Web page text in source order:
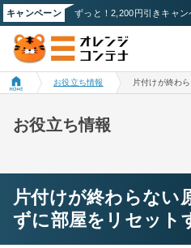
キャンペーン
お役立ち情報 片付けが終わ
お役立ち情報
片付けが終わらない
ずに部屋をリセット